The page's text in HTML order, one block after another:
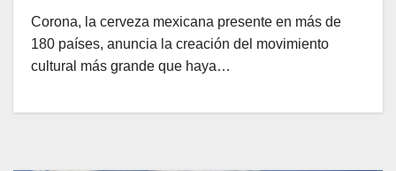
Corona, la cerveza mexicana presente en más de
180 países, anuncia la creación del movimiento
cultural más grande que haya…